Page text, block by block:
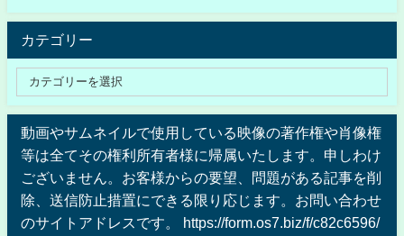
カテゴリー
動画やサムネイルで使用している映像の著作権や肖像権
等は全てその権利所有者様に帰属いたします。申しわけ
ございません。お客様からの要望、問題がある記事を削
除、送信防止措置にできる限り応じます。お問い合わせ
のサイトアドレスです。 https://form.os7.biz/f/c82c6596/